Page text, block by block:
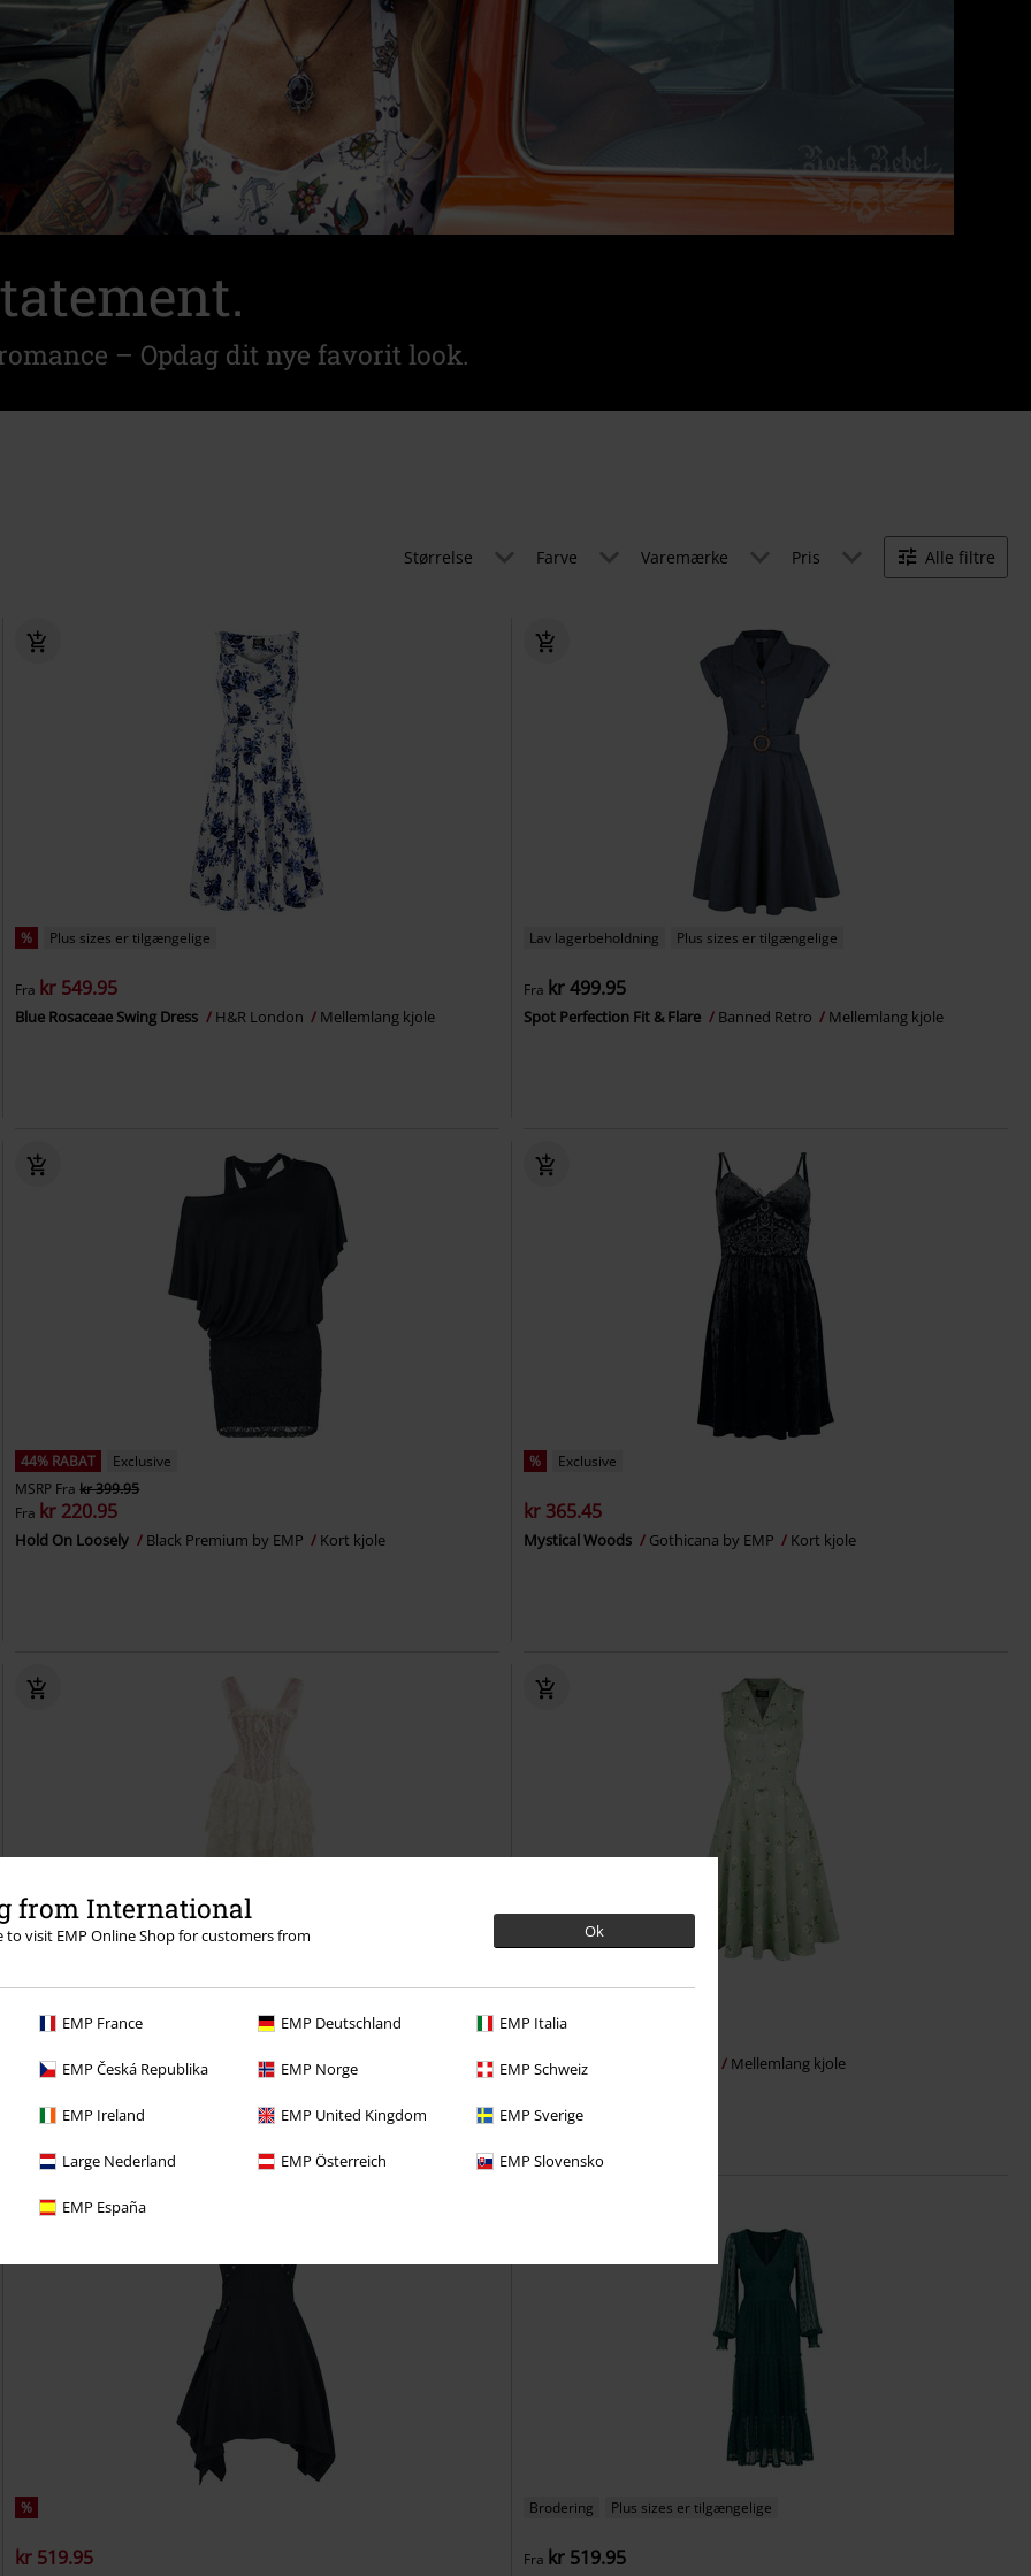
from International
to visit EMP Online Shop for customers from Ok
EMP France EMP Deutschland EMP Italia
EMP Česká Republika EMP Norge EMP Schweiz
EMP Ireland EMP United Kingdom EMP Sverige
Large Nederland EMP Österreich EMP Slovensko
EMP España
– Opdag dit nye favorit look.
Størrelse Farve Varemærke Pris Alle filtre
% Plus sizes er tilgængelige
Fra kr 549.95
Blue Rosaceae Swing Dress H&R London Mellemlang kjole
Lav lagerbeholdning Plus sizes er tilgængelige
Fra kr 499.95
Spot Perfection Fit & Flare Banned Retro Mellemlang kjole
44% RABAT
Exclusive
MSRP Frakr 399.95
Fra kr 220.95
Hold On Loosely Black Premium by EMP Kort kjole
% Exclusive
kr 365.45
Mystical Woods Gothicana by EMP Kort kjole
Plus sizes er tilgængelige
Frakr 1,249.95
Ophelie Dress Burleska Lang kjole
% Lav lagerbeholdning
kr 499.95
Timea Swing Mellemlang kjole
%
kr 519.95
Brodering Plus sizes er tilgængelige
Fra kr 519.95